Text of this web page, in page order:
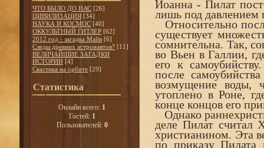
ЧТО БЫЛО ДО НАС [26]
ЦИВИЛИЗАЦИЯ [34]
НАУКА И КОСМОС [40]
ОККУЛЬТНЫЙ ГИТЛЕР [62]
2012 год - загадка Майя [6]
Следы древних астронавтов? [11]
ВЕЛИЧАЙШИЕ ЗАГАДКИ
ИСТОРИИ [4]
Свастика на орбите [29]
Статистика
Онлайн всего: 1
Гостей: 1
Пользователей: 0
Иоанна - Пилат
лишь под давлением
Относительно
существует
сомнительна. Так,
во Вьен в Галлии,
его к
после
возмущение воды,
утоплено в Роне,
конце концов его
Однако
деле Пилат
христианином. Эта
по приказу Пилата